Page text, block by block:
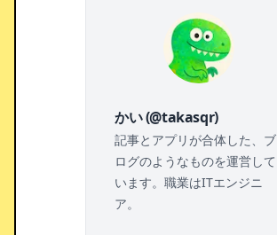
かい (@takasqr)
記事とアプリが合体した、ブ
ログのようなものを運営して
います。職業はITエンジニ
ア。